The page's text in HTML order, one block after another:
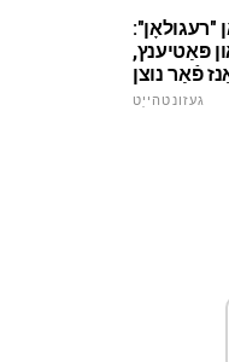
"רעגולאָן":
פּאַטיענץ,
פֿאַר נוצן
געזונטהייַט